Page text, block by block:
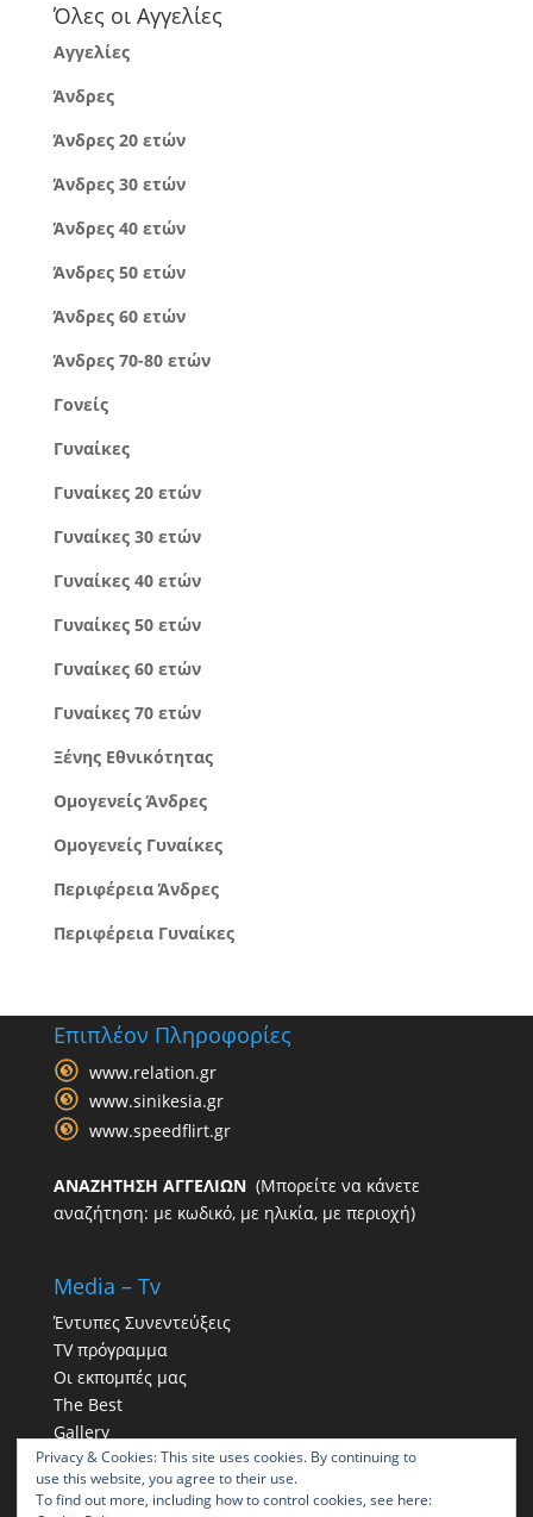
Όλες οι Αγγελίες
Αγγελίες
Άνδρες
Άνδρες 20 ετών
Άνδρες 30 ετών
Άνδρες 40 ετών
Άνδρες 50 ετών
Άνδρες 60 ετών
Άνδρες 70-80 ετών
Γονείς
Γυναίκες
Γυναίκες 20 ετών
Γυναίκες 30 ετών
Γυναίκες 40 ετών
Γυναίκες 50 ετών
Γυναίκες 60 ετών
Γυναίκες 70 ετών
Ξένης Εθνικότητας
Ομογενείς Άνδρες
Ομογενείς Γυναίκες
Περιφέρεια Άνδρες
Περιφέρεια Γυναίκες
Επιπλέον Πληροφορίες
www.relation.gr
www.sinikesia.gr
www.speedflirt.gr
ΑΝΑΖΗΤΗΣΗ ΑΓΓΕΛΙΩΝ(Μπορείτε να κάνετε
αναζήτηση: με κωδικό, με ηλικία, με περιοχή)
Media – Tv
Έντυπες Συνεντεύξεις
TV πρόγραμμα
Οι εκπομπές μας
The Best
Gallery
Η παρουσία μας στα social
Privacy & Cookies: This site uses cookies. By continuing to
use this website, you agree to their use.
To find out more, including how to control cookies, see here: